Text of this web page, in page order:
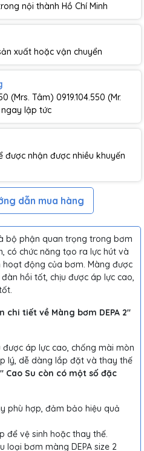
nội thành Hồ Chí Minh
xuất hoặc vận chuyển
(Mrs. Tâm) 0919.104.550 (Mr.
lập tức
nhận được nhiều khuyến
dẫn mua hàng
bộ phận quan trọng trong bơm
có chức năng tạo ra lực hút và
động của bơm. Màng được
hồi tốt, chịu được áp lực cao,
tiết về Màng bơm DEPA 2"
áp lực cao, chống mài mòn
lý, dễ dàng lắp đặt và thay thế
Cao Su còn có một số đặc
phù hợp, đảm bảo hiệu quả
để vệ sinh hoặc thay thế.
loại bơm màng DEPA size 2